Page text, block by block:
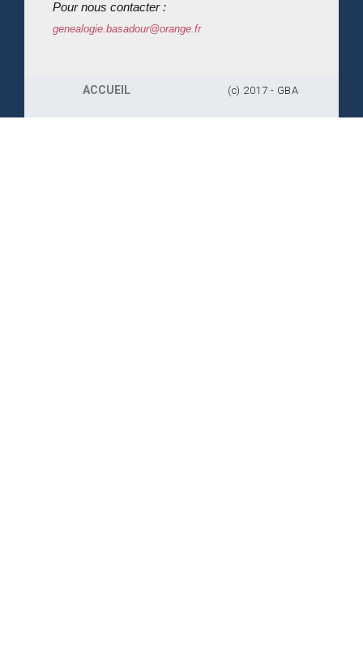
Pour nous contacter :
genealogie.basadour@orange.fr
ACCUEIL (c) 2017 - GBA